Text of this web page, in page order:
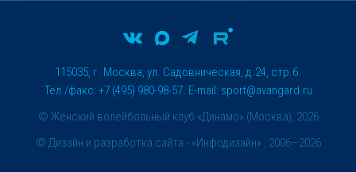
© Женский волейбольный клуб «Динамо» (Москва), 2026
115035, г. Москва, ул. Садовническая, д.24, стр.6.
Тел./факс: +7 (495) 980-98-57. E-mail: sport@avangard.ru
© Дизайн и разработка сайта - «Инфодизайн» , 2006—2026